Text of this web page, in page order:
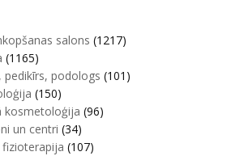
salons (1217)
(1165)
pedikīrs, podologs (101)
(150)
kosmetoloģija (96)
un centri (34)
(107)